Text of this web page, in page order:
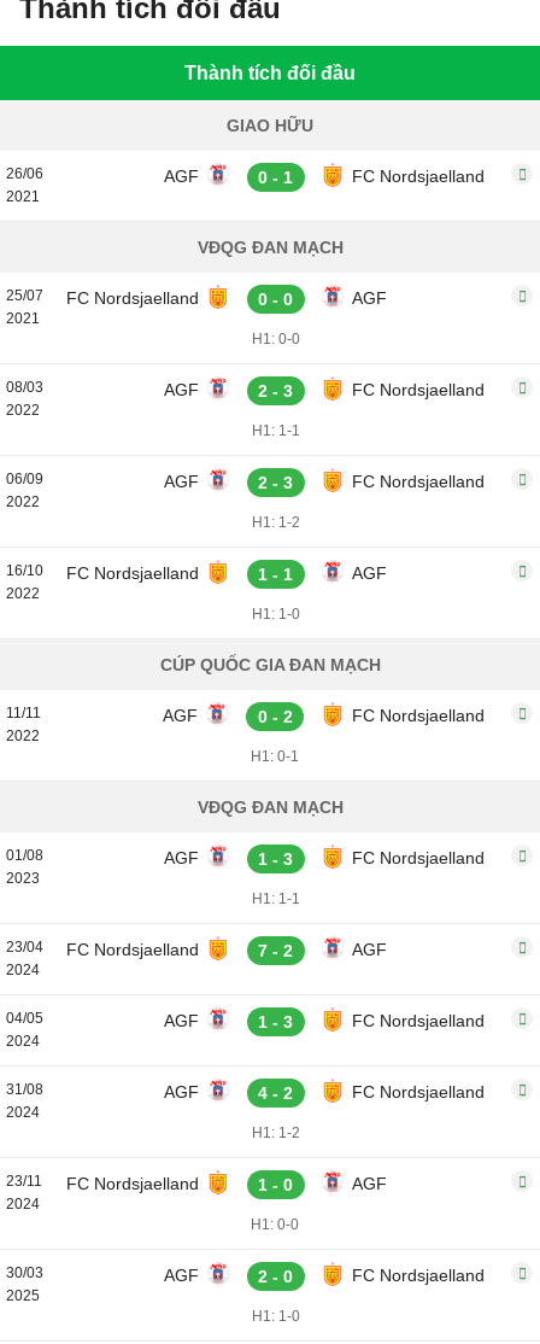
Thành tích đối đầu
Thành tích đối đầu
GIAO HỮU
26/06
2021
AGF 0 - 1 FC Nordsjaelland
VĐQG ĐAN MẠCH
25/07
2021
FC Nordsjaelland 0 - 0 AGF
H1: 0-0
08/03
2022
AGF 2 - 3 FC Nordsjaelland
H1: 1-1
06/09
2022
AGF 2 - 3 FC Nordsjaelland
H1: 1-2
16/10
2022
FC Nordsjaelland 1 - 1 AGF
H1: 1-0
CÚP QUỐC GIA ĐAN MẠCH
11/11
2022
AGF 0 - 2 FC Nordsjaelland
H1: 0-1
VĐQG ĐAN MẠCH
01/08
2023
AGF 1 - 3 FC Nordsjaelland
H1: 1-1
23/04
2024
FC Nordsjaelland 7 - 2 AGF
04/05
2024
AGF 1 - 3 FC Nordsjaelland
31/08
2024
AGF 4 - 2 FC Nordsjaelland
H1: 1-2
23/11
2024
FC Nordsjaelland 1 - 0 AGF
H1: 0-0
30/03
2025
AGF 2 - 0 FC Nordsjaelland
H1: 1-0